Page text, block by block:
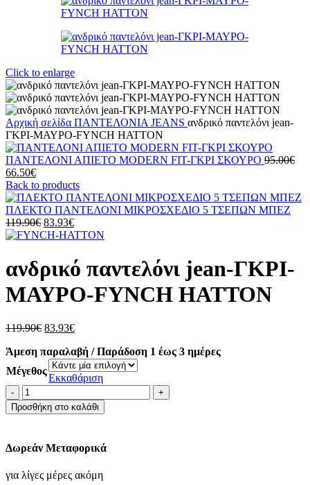
Click to enlarge
Αρχική σελίδα ΠΑΝΤΕΛΟΝΙΑ JEANS ανδρικό παντελόνι jean-
ΓΚΡΙ-ΜΑΥΡΟ-FYNCH HATTON
ΠΑΝΤΕΛΟΝΙ ΑΠΙΕΤΟ MODERN FIT-ΓΚΡΙ ΣΚΟΥΡΟ 95.00€
66.50€Η
τρέχουσα
τιμή
είναι:
66.50€.
Back to products
ΠΛΕΚΤΟ ΠΑΝΤΕΛΟΝΙ ΜΙΚΡΟΣΧΕΔΙΟ 5 ΤΣΕΠΩΝ ΜΠΕΖ
119.90€ Original
price
119.90€.
83.93€Η
τρέχουσα
είναι:
83.93€.
ανδρικό παντελόνι jean-ΓΚΡΙ-
ΜΑΥΡΟ-FYNCH HATTON
119.90€ Original
was:
119.90€.
83.93€Η
τιμή
είναι:
83.93€.
Άμεση παραλαβή / Παράδοση 1 έως 3 ημέρες
Μέγεθος
Εκκαθάριση
ανδρικό
παντελόνι
jean-
ΜΑΥΡΟ-
FYNCH
ποσότητα
Προσθήκη στο καλάθι
Δωρεάν Μεταφορικά
για λίγες μέρες ακόμη